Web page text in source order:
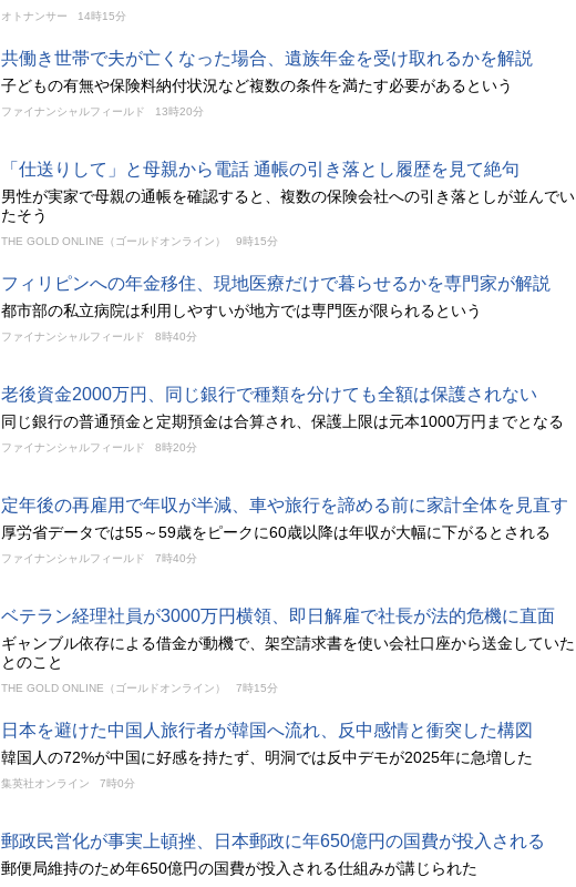
オトナンサー 14時15分
共働き世帯で夫が亡くなった場合、遺族年金を受け取れるかを解説
子どもの有無や保険料納付状況など複数の条件を満たす必要があるという
ファイナンシャルフィールド 13時20分
「仕送りして」と母親から電話 通帳の引き落とし履歴を見て絶句
男性が実家で母親の通帳を確認すると、複数の保険会社への引き落としが並んでい
たそう
THE GOLD ONLINE（ゴールドオンライン） 9時15分
フィリピンへの年金移住、現地医療だけで暮らせるかを専門家が解説
都市部の私立病院は利用しやすいが地方では専門医が限られるという
ファイナンシャルフィールド 8時40分
老後資金2000万円、同じ銀行で種類を分けても全額は保護されない
同じ銀行の普通預金と定期預金は合算され、保護上限は元本1000万円までとなる
ファイナンシャルフィールド 8時20分
定年後の再雇用で年収が半減、車や旅行を諦める前に家計全体を見直す
厚労省データでは55～59歳をピークに60歳以降は年収が大幅に下がるとされる
ファイナンシャルフィールド 7時40分
ベテラン経理社員が3000万円横領、即日解雇で社長が法的危機に直面
ギャンブル依存による借金が動機で、架空請求書を使い会社口座から送金していた
とのこと
THE GOLD ONLINE（ゴールドオンライン） 7時15分
日本を避けた中国人旅行者が韓国へ流れ、反中感情と衝突した構図
韓国人の72%が中国に好感を持たず、明洞では反中デモが2025年に急増した
集英社オンライン 7時0分
郵政民営化が事実上頓挫、日本郵政に年650億円の国費が投入される
郵便局維持のため年650億円の国費が投入される仕組みが講じられた